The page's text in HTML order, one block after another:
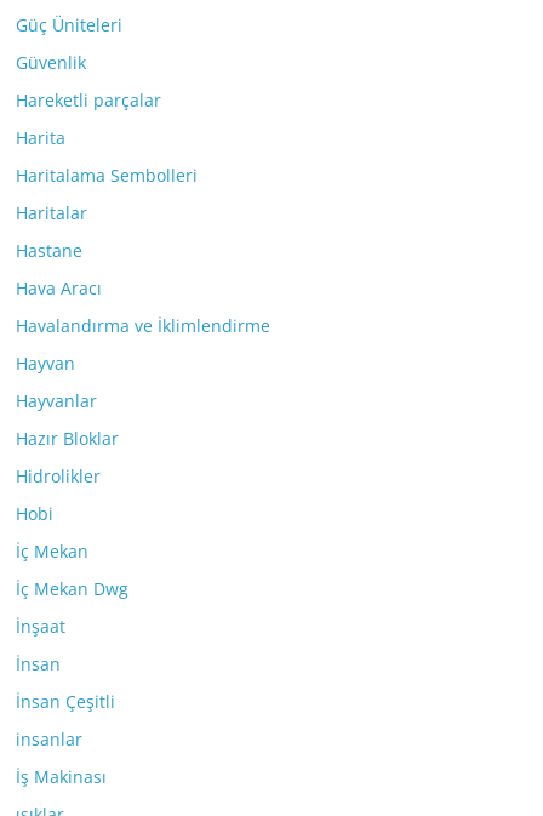
Güç Üniteleri
Güvenlik
Hareketli parçalar
Harita
Haritalama Sembolleri
Haritalar
Hastane
Hava Aracı
Havalandırma ve İklimlendirme
Hayvan
Hayvanlar
Hazır Bloklar
Hidrolikler
Hobi
İç Mekan
İç Mekan Dwg
İnşaat
İnsan
İnsan Çeşitli
insanlar
İş Makinası